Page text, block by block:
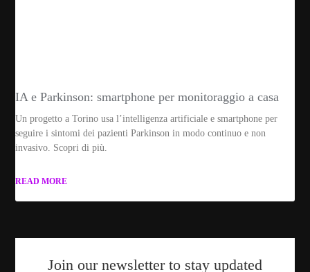
IA e Parkinson: smartphone per monitoraggio a casa
Un progetto a Torino usa l’intelligenza artificiale e smartphone per
seguire i sintomi dei pazienti Parkinson in modo continuo e non
invasivo. Scopri di più.
READ MORE
Join our newsletter to stay updated